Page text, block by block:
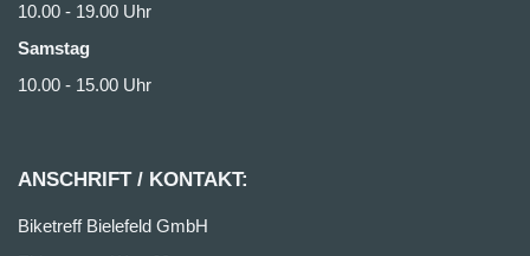
10.00 - 19.00 Uhr
Samstag
10.00 - 15.00 Uhr
ANSCHRIFT / KONTAKT:
Biketreff Bielefeld GmbH